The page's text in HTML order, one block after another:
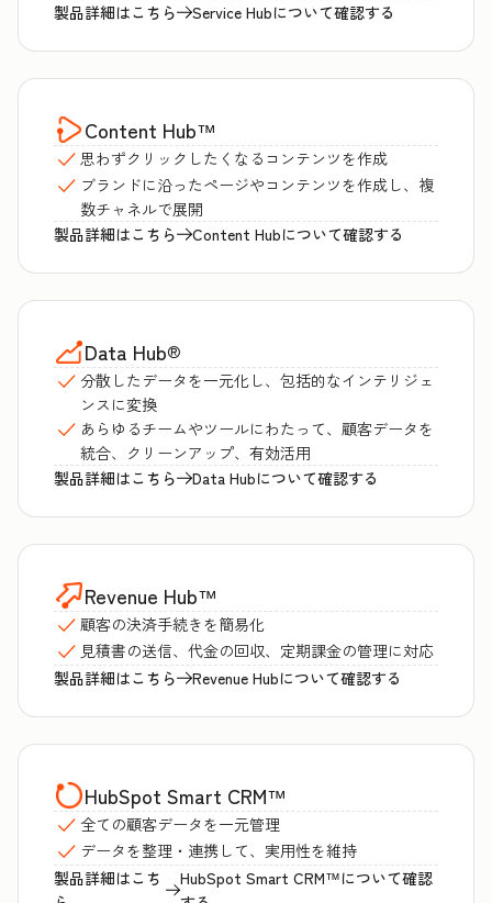
製品詳細はこちら
Service Hubについて確認する
Content Hub™
思わずクリックしたくなるコンテンツを作成
ブランドに沿ったページやコンテンツを作成し、複
数チャネルで展開
製品詳細はこちら
Content Hubについて確認する
Data Hub®
分散したデータを一元化し、包括的なインテリジェ
ンスに変換
あらゆるチームやツールにわたって、顧客データを
統合、クリーンアップ、有効活用
製品詳細はこちら
Data Hubについて確認する
Revenue Hub™
顧客の決済手続きを簡易化
見積書の送信、代金の回収、定期課金の管理に対応
製品詳細はこちら
Revenue Hubについて確認する
HubSpot Smart CRM™
全ての顧客データを一元管理
データを整理・連携して、実用性を維持
製品詳細はこち
HubSpot Smart CRM™について確認